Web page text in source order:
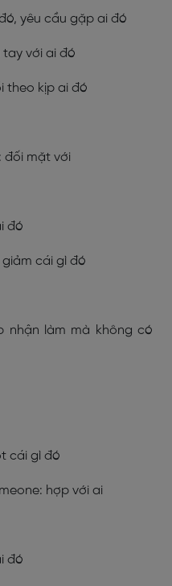
yêu cầu gặp ai đó
tay với ai đó
theo kịp ai đó
đối mặt với
đó
cái gì đó
nhận làm mà không có
cái gì đó
hợp với ai
đó